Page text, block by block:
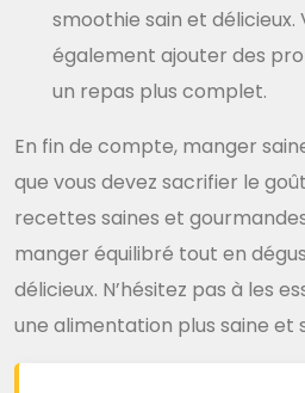
smoothie sain et délicieux.
également ajouter des
un repas plus complet.
En fin de compte, manger
que vous devez sacrifier le
recettes saines et
manger équilibré tout en
délicieux. N’hésitez pas à les
une alimentation plus saine et